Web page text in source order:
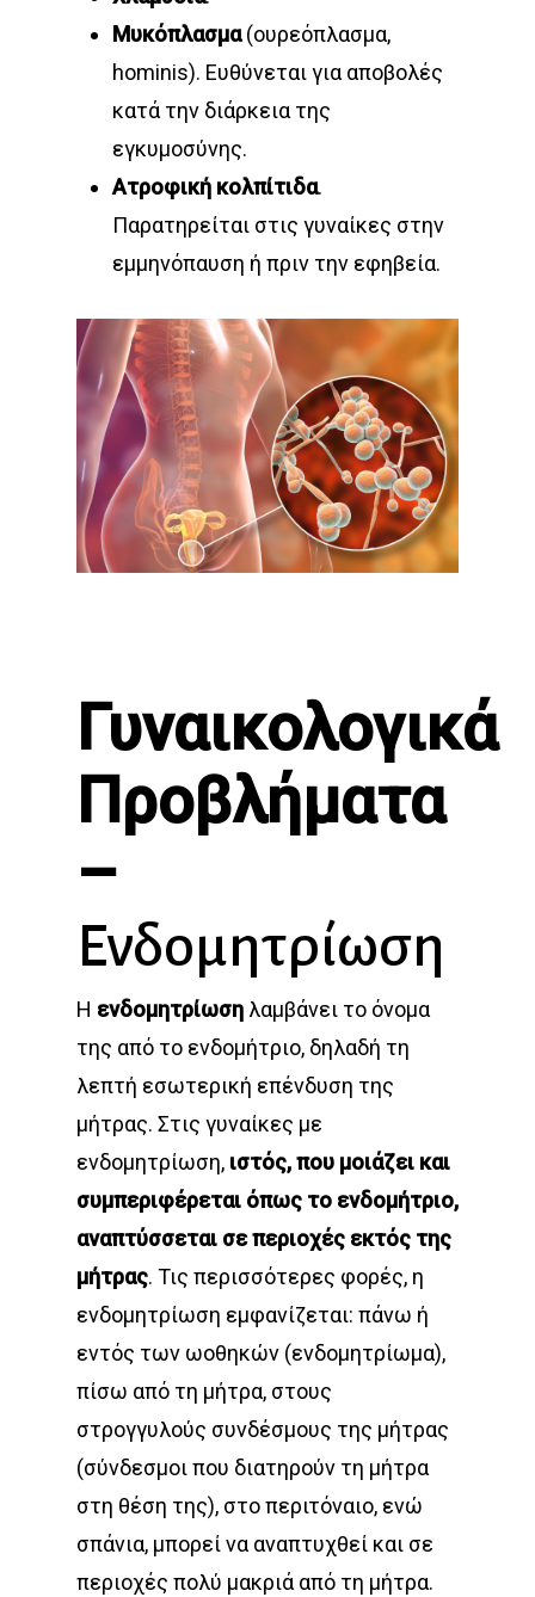
Μυκόπλασμα(ουρεόπλασμα,
hominis). Ευθύνεται για αποβολές
κατά την διάρκεια της
εγκυμοσύνης.
Ατροφική κολπίτιδα.
Παρατηρείται στις γυναίκες στην
εμμηνόπαυση ή πριν την εφηβεία.
Γυναικολογικά
Προβλήματα
–
Ενδομητρίωση
Η ενδομητρίωση λαμβάνει το όνομα
της από το ενδομήτριο, δηλαδή τη
λεπτή εσωτερική επένδυση της
μήτρας. Στις γυναίκες με
ενδομητρίωση, ιστός, που μοιάζει και
συμπεριφέρεται όπως το ενδομήτριο,
αναπτύσσεται σε περιοχές εκτός της
μήτρας. Τις περισσότερες φορές, η
ενδομητρίωση εμφανίζεται: πάνω ή
εντός των ωοθηκών (ενδομητρίωμα),
πίσω από τη μήτρα, στους
στρογγυλούς συνδέσμους της μήτρας
(σύνδεσμοι που διατηρούν τη μήτρα
στη θέση της), στο περιτόναιο, ενώ
σπάνια, μπορεί να αναπτυχθεί και σε
περιοχές πολύ μακριά από τη μήτρα.